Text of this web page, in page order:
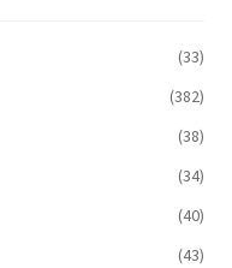
(33)
(382)
(38)
(34)
(40)
(43)